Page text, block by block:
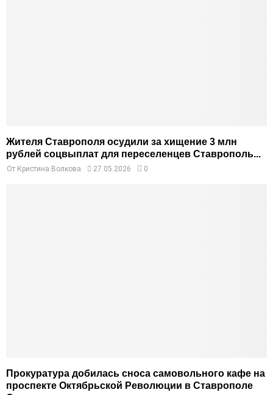
Жителя Ставрополя осудили за хищение 3 млн
рублей соцвыплат для переселенцев Ставрополь...
От Кристина Волкова 27.05.2026 0
Прокуратура добилась сноса самовольного кафе на
проспекте Октябрьской Революции в Ставрополе